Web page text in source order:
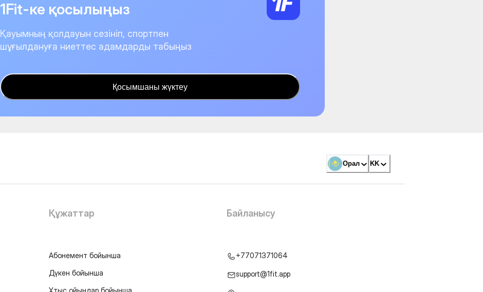
1Fit-ке қосылыңыз
Қауымның қолдауын сезініп, спортпен
шұғылдануға ниеттес адамдарды табыңыз
Қосымшаны жүктеу
Орал KK
Құжаттар
Абонемент бойынша
Дүкен бойынша
Ұтыс ойындар бойынша
Байланысу
+77071371064
support@1fit.app